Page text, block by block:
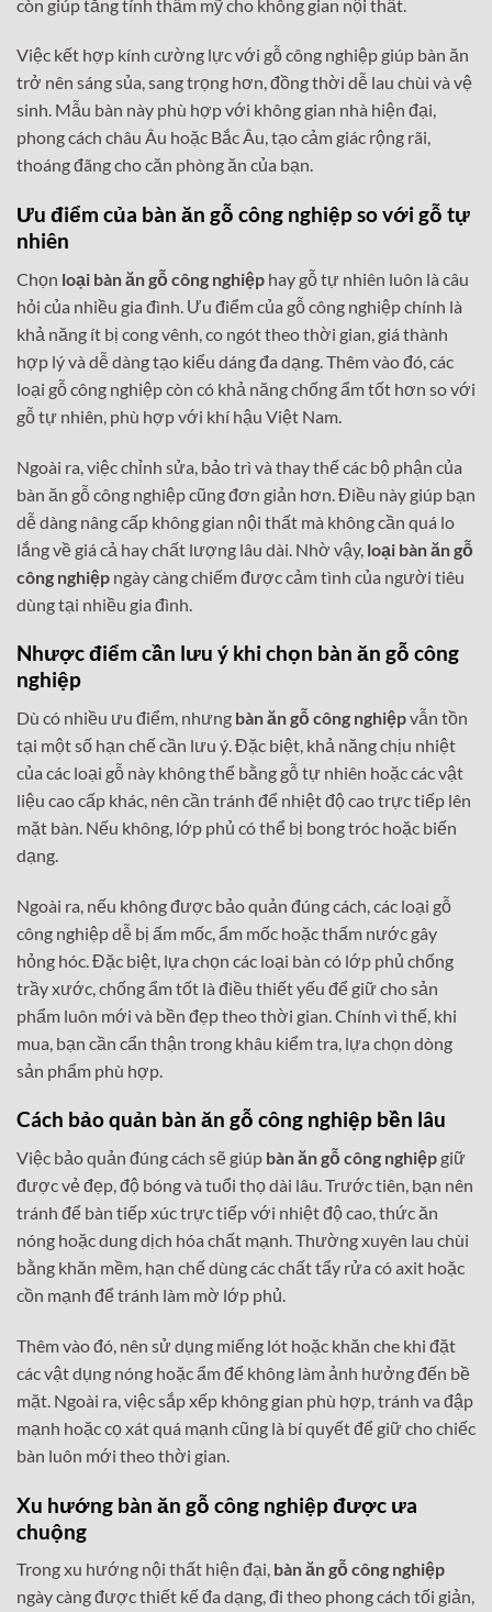
còn giúp tăng tính thẩm mỹ cho không gian nội thất.
Việc kết hợp kính cường lực với gỗ công nghiệp giúp bàn ăn
trở nên sáng sủa, sang trọng hơn, đồng thời dễ lau chùi và vệ
sinh. Mẫu bàn này phù hợp với không gian nhà hiện đại,
phong cách châu Âu hoặc Bắc Âu, tạo cảm giác rộng rãi,
thoáng đãng cho căn phòng ăn của bạn.
Ưu điểm của bàn ăn gỗ công nghiệp so với gỗ tự
nhiên
Chọn loại bàn ăn gỗ công nghiệp hay gỗ tự nhiên luôn là câu
hỏi của nhiều gia đình. Ưu điểm của gỗ công nghiệp chính là
khả năng ít bị cong vênh, co ngót theo thời gian, giá thành
hợp lý và dễ dàng tạo kiểu dáng đa dạng. Thêm vào đó, các
loại gỗ công nghiệp còn có khả năng chống ẩm tốt hơn so với
gỗ tự nhiên, phù hợp với khí hậu Việt Nam.
Ngoài ra, việc chỉnh sửa, bảo trì và thay thế các bộ phận của
bàn ăn gỗ công nghiệp cũng đơn giản hơn. Điều này giúp bạn
dễ dàng nâng cấp không gian nội thất mà không cần quá lo
lắng về giá cả hay chất lượng lâu dài. Nhờ vậy, loại bàn ăn gỗ
công nghiệp ngày càng chiếm được cảm tình của người tiêu
dùng tại nhiều gia đình.
Nhược điểm cần lưu ý khi chọn bàn ăn gỗ công
nghiệp
Dù có nhiều ưu điểm, nhưng bàn ăn gỗ công nghiệpvẫn tồn
tại một số hạn chế cần lưu ý. Đặc biệt, khả năng chịu nhiệt
của các loại gỗ này không thể bằng gỗ tự nhiên hoặc các vật
liệu cao cấp khác, nên cần tránh để nhiệt độ cao trực tiếp lên
mặt bàn. Nếu không, lớp phủ có thể bị bong tróc hoặc biến
dạng.
Ngoài ra, nếu không được bảo quản đúng cách, các loại gỗ
công nghiệp dễ bị ấm mốc, ẩm mốc hoặc thấm nước gây
hỏng hóc. Đặc biệt, lựa chọn các loại bàn có lớp phủ chống
trầy xước, chống ẩm tốt là điều thiết yếu để giữ cho sản
phẩm luôn mới và bền đẹp theo thời gian. Chính vì thế, khi
mua, bạn cần cẩn thận trong khâu kiểm tra, lựa chọn dòng
sản phẩm phù hợp.
Cách bảo quản bàn ăn gỗ công nghiệp bền lâu
Việc bảo quản đúng cách sẽ giúp bàn ăn gỗ công nghiệp giữ
được vẻ đẹp, độ bóng và tuổi thọ dài lâu. Trước tiên, bạn nên
tránh để bàn tiếp xúc trực tiếp với nhiệt độ cao, thức ăn
nóng hoặc dung dịch hóa chất mạnh. Thường xuyên lau chùi
bằng khăn mềm, hạn chế dùng các chất tẩy rửa có axit hoặc
cồn mạnh để tránh làm mờ lớp phủ.
Thêm vào đó, nên sử dụng miếng lót hoặc khăn che khi đặt
các vật dụng nóng hoặc ẩm để không làm ảnh hưởng đến bề
mặt. Ngoài ra, việc sắp xếp không gian phù hợp, tránh va đập
mạnh hoặc cọ xát quá mạnh cũng là bí quyết để giữ cho chiếc
bàn luôn mới theo thời gian.
Xu hướng bàn ăn gỗ công nghiệp được ưa
chuộng
Trong xu hướng nội thất hiện đại, bàn ăn gỗ công nghiệp
ngày càng được thiết kế đa dạng, đi theo phong cách tối giản,